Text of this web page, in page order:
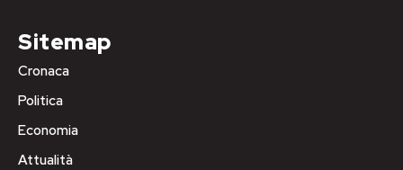
Sitemap
Cronaca
Politica
Economia
Attualità